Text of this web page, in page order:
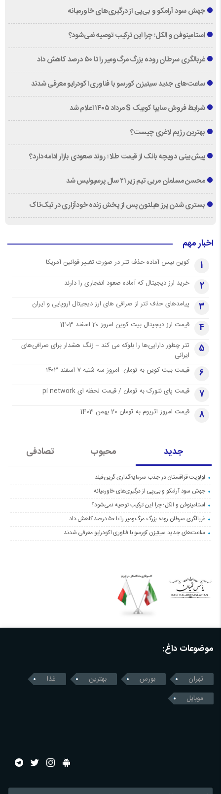
جهش سود آرامکو و بی‌پی از درگیری‌های خاورمیانه
استامینوفن و الکل؛ چرا این ترکیب توصیه نمی‌شود؟
غربالگری سرطان روده بزرگ مرگ‌ومیر را تا ۵۰ درصد کاهش داد
ساعت‌های جدید سیتیزن کورسو با فناوری اکودرایو معرفی شدند
شرایط فروش سایپا کوییک S مرداد ۱۴۰۵ اعلام شد
بهترین رژیم لاغری چیست؟
پیش‌بینی دویچه‌ بانک از قیمت طلا ؛ روند صعودی بازار ادامه دارد؟
محسن مسلمان مربی تیم زیر ۲۱ سال پرسپولیس شد
بستری شدن پرز هیلتون پس از پخش زنده خودآزاری در تیک‌تاک
اخبار مهم
1 کوین بیس آماده حذف تتر در صورت تغییر قوانین آمریکا
2 خرید ارز دیجیتال که آماده صعود انفجاری را دارند
3 پیامدهای حذف تتر از صرافی های ارز دیجیتال اروپایی و ایران
4 قیمت ارز دیجیتال بیت کوین امروز 20 اسفند 1403
5
تتر چطور دارایی‌ها را بلوکه می کند – زنگ هشدار برای صرافی‌های
ایرانی
6 قیمت بیت کوین به تومان- امروز سه شنبه 7 اسفند ۱۴۰۳
7 قیمت پای نتورک به تومان / قیمت لحظه ای pi network
8 قیمت امروز اتریوم به تومان 20 بهمن 1403
جدید محبوب تصادفی
اولویت قزاقستان در جذب سرمایه‌گذاری گرین‌فیلد
جهش سود آرامکو و بی‌پی از درگیری‌های خاورمیانه
استامینوفن و الکل؛ چرا این ترکیب توصیه نمی‌شود؟
غربالگری سرطان روده بزرگ مرگ‌ومیر را تا ۵۰ درصد کاهش داد
ساعت‌های جدید سیتیزن کورسو با فناوری اکودرایو معرفی شدند
موضوعات داغ:
تهران بورس بهترین
غذا
موبایل